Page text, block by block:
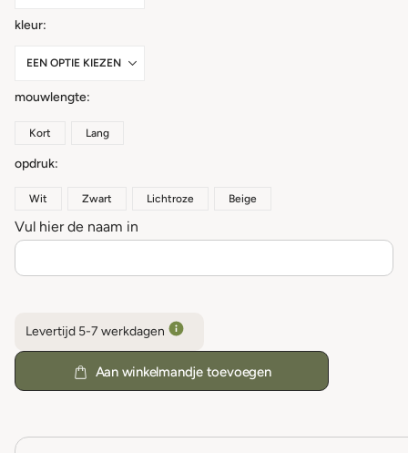
kleur
mouwlengte
Kort Lang
opdruk
Wit Zwart Lichtroze Beige
Vul hier de naam in
Levertijd 5-7 werkdagen
Aan winkelmandje toevoegen